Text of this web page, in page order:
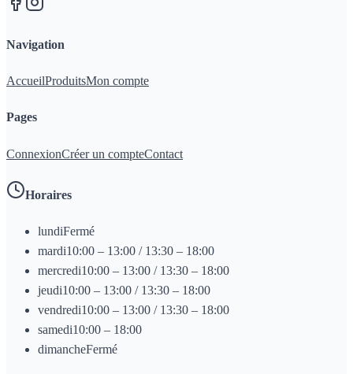
Navigation
AccueilProduitsMon compte
Pages
ConnexionCréer un compteContact
Horaires
lundiFermé
mardi10:00 – 13:00 / 13:30 – 18:00
mercredi10:00 – 13:00 / 13:30 – 18:00
jeudi10:00 – 13:00 / 13:30 – 18:00
vendredi10:00 – 13:00 / 13:30 – 18:00
samedi10:00 – 18:00
dimancheFermé